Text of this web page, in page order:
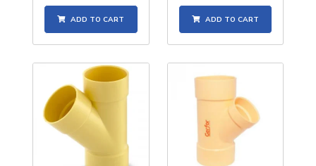
ADD TO CART ADD TO CART